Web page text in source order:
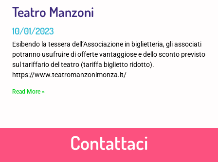
Teatro Manzoni
10/01/2023
Esibendo la tessera dell’Associazione in biglietteria, gli associati
potranno usufruire di offerte vantaggiose e dello sconto previsto
sul tariffario del teatro (tariffa biglietto ridotto).
https://www.teatromanzonimonza.it/
Read More »
Contattaci